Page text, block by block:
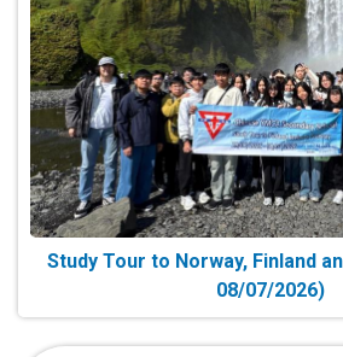
Study Tour to Norway, Finland
08/07/2026)